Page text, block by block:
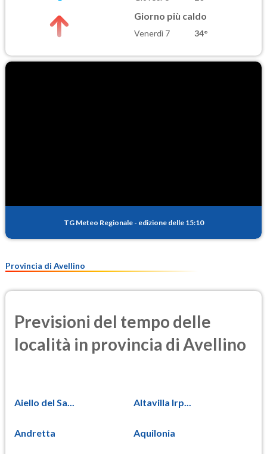
Giorno più caldo
Venerdì 7 34°
TG Meteo Regionale - edizione delle 15:10
Provincia di Avellino
Previsioni del tempo delle
località in provincia di Avellino
Aiello del Sa... Altavilla Irp...
Andretta Aquilonia